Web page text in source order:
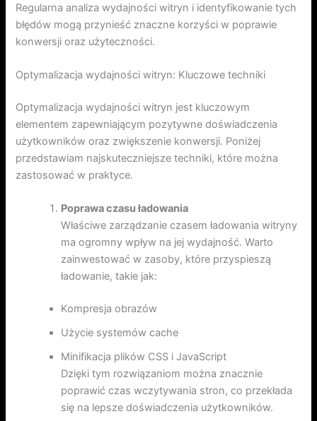
Regularna analiza wydajności witryn i identyfikowanie tych
błędów mogą przynieść znaczne korzyści w poprawie
konwersji oraz użyteczności.
Optymalizacja wydajności witryn: Kluczowe techniki
Optymalizacja wydajności witryn jest kluczowym
elementem zapewniającym pozytywne doświadczenia
użytkowników oraz zwiększenie konwersji. Poniżej
przedstawiam najskuteczniejsze techniki, które można
zastosować w praktyce.
Poprawa czasu ładowania
Właściwe zarządzanie czasem ładowania witryny
ma ogromny wpływ na jej wydajność. Warto
zainwestować w zasoby, które przyspieszą
ładowanie, takie jak:
Kompresja obrazów
Użycie systemów cache
Minifikacja plików CSS i JavaScript
Dzięki tym rozwiązaniom można znacznie
poprawić czas wczytywania stron, co przekłada
się na lepsze doświadczenia użytkowników.